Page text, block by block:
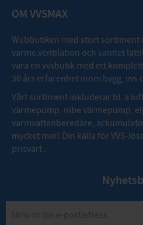
OM VVSMAX
Webbutiken med stort sortiment
värme,ventilation och sanitet
vara en vvsbutik med ett
30 års erfarenhet inom bygg, vvs
Vårt sortiment inkluderar bl. a
värmepump, nibe värmepump,
varmvattenberedare,
mycket mer! Din källa för VVS-
prisvärt .